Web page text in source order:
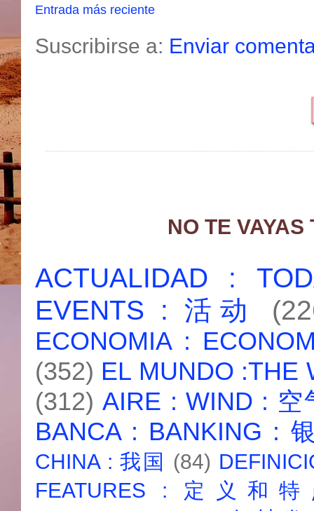
Entrada más reciente
Suscribirse a: Enviar
NO TE
ACTUALIDAD :
EVENTS : 活动
ECONOMIA :
(352) EL MUNDO :THE
(312) AIRE : WIND : 空
BANCA : BANKING :
CHINA : 我国 (84)
FEATURES : 定义和